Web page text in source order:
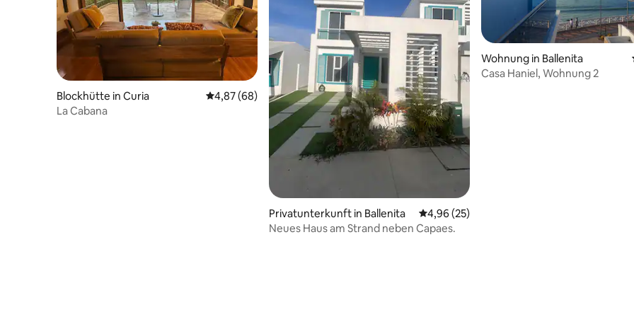
Blockhütte in Curia Durchschnittliche Bewertung: 4,87 von 5, 68 Bewertungen
4,87 (68)
La Cabana
Privatunterkunft in Ballenita Durchschnittliche Bewertung: 4,96 von 5,
4,96 (25)
Neues Haus am Strand neben Capaes.
Wohnung in Ballenita
Casa Haniel, Wohnung 2